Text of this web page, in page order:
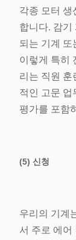
각종 모터 생
합니다. 감기
되는 기계 또
이렇게 특히
리는 직원 훈
적인 고문 업
평가를 포함
(5) 신청
우리의 기계
서 주로 에어